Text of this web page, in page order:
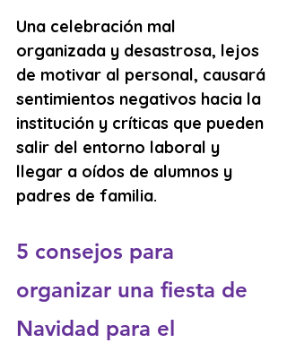
Una celebración mal
organizada y desastrosa, lejos
de motivar al personal, causará
sentimientos negativos hacia la
institución y críticas que pueden
salir del entorno laboral y
llegar a oídos de alumnos y
padres de familia.
5 consejos para
organizar una fiesta de
Navidad para el